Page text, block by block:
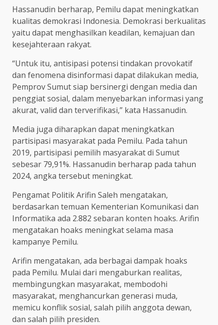
Hassanudin berharap, Pemilu dapat meningkatkan
kualitas demokrasi Indonesia. Demokrasi berkualitas
yaitu dapat menghasilkan keadilan, kemajuan dan
kesejahteraan rakyat.
“Untuk itu, antisipasi potensi tindakan provokatif
dan fenomena disinformasi dapat dilakukan media,
Pemprov Sumut siap bersinergi dengan media dan
penggiat sosial, dalam menyebarkan informasi yang
akurat, valid dan terverifikasi,” kata Hassanudin.
Media juga diharapkan dapat meningkatkan
partisipasi masyarakat pada Pemilu. Pada tahun
2019, partisipasi pemilih masyarakat di Sumut
sebesar 79,91%. Hassanudin berharap pada tahun
2024, angka tersebut meningkat.
Pengamat Politik Arifin Saleh mengatakan,
berdasarkan temuan Kementerian Komunikasi dan
Informatika ada 2.882 sebaran konten hoaks. Arifin
mengatakan hoaks meningkat selama masa
kampanye Pemilu.
Arifin mengatakan, ada berbagai dampak hoaks
pada Pemilu. Mulai dari mengaburkan realitas,
membingungkan masyarakat, membodohi
masyarakat, menghancurkan generasi muda,
memicu konflik sosial, salah pilih anggota dewan,
dan salah pilih presiden.